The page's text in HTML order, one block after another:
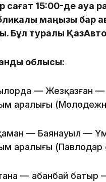
сағат 15:00-де ауа
маңызы бар
Бұл туралы
облысы:
— Жезқазған —
аралығы
— Баянауыл —
аралығы
— Қабанбай батыр